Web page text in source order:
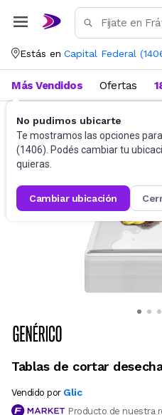
Estás en Capital Federal (
No pudimos ubicarte
Te mostramos las opciones para
(1406). Podés cambiar tu
quieras.
cambiar ubicación
Más Vendidos Ofertas
Utensilios de cocina
Tablas de cortar
Vendido por Glic
Producto de nuestra